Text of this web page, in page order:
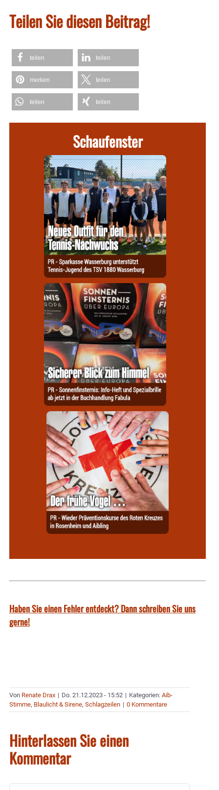
Teilen Sie diesen Beitrag!
teilen teilen
merken teilen
teilen teilen
Schaufenster
Haben Sie einen Fehler entdeckt? Dann schreiben Sie uns
gerne!
Von Renate Drax | Do. 21.12.2023 - 15:52 | Kategorien: Aib-
Stimme, Blaulicht & Sirene, Schlagzeilen | 0 Kommentare
Hinterlassen Sie einen
Kommentar